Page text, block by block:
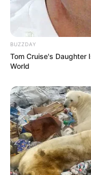
BUZZDAY
Tom Cruise's Daughter
World